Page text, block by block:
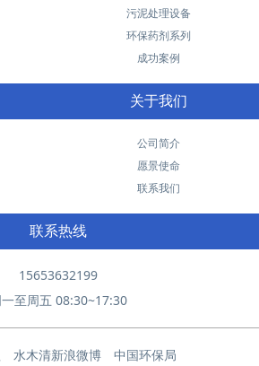
污泥处理设备
环保药剂系列
成功案例
关于我们
公司简介
愿景使命
联系我们
联系热线
15653632199
至周五 08:30~17:30
水木清新浪微博 中国环保局